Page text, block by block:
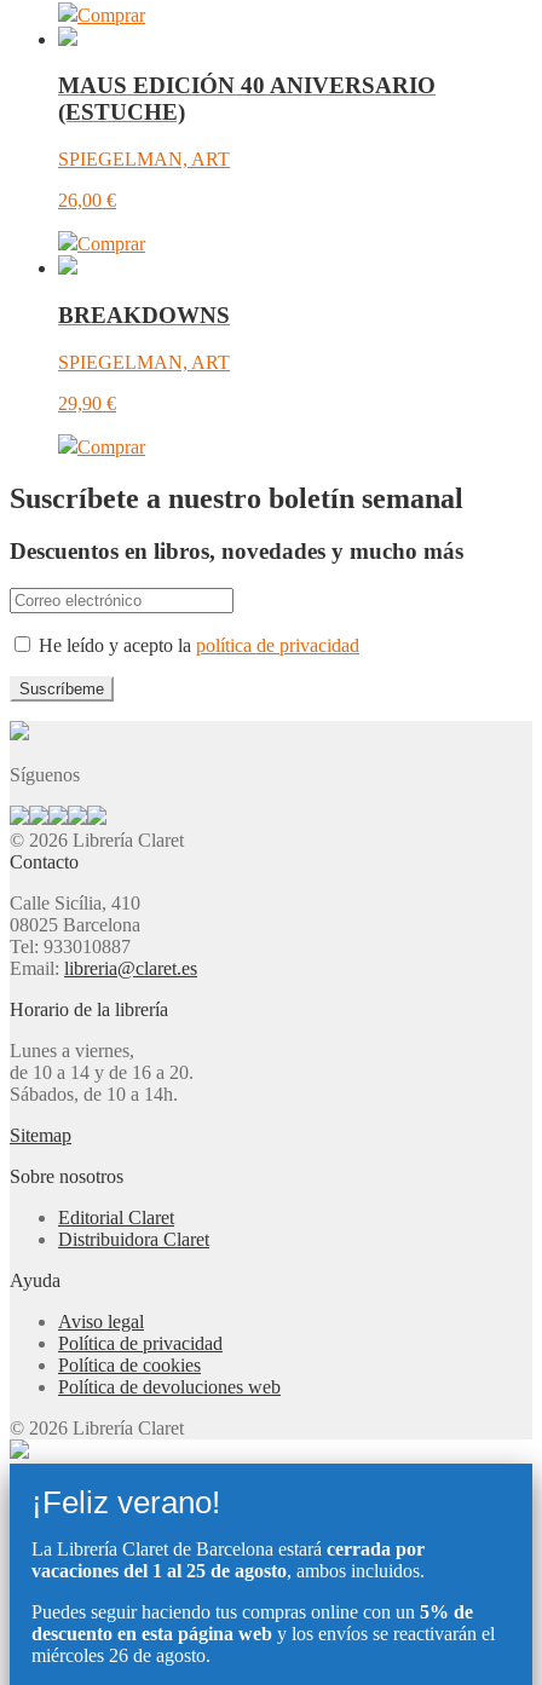
Comprar
MAUS EDICIÓN 40 ANIVERSARIO
(ESTUCHE)
SPIEGELMAN, ART
26,00 €
Comprar
BREAKDOWNS
SPIEGELMAN, ART
29,90 €
Comprar
Suscríbete a nuestro boletín semanal
Descuentos en libros, novedades y mucho más
He leído y acepto la política de privacidad
Síguenos
© 2026 Librería Claret
Contacto
Calle Sicília, 410
08025 Barcelona
Tel: 933010887
Email: libreria@claret.es
Horario de la librería
Lunes a viernes,
de 10 a 14 y de 16 a 20.
Sábados, de 10 a 14h.
Sitemap
Sobre nosotros
Editorial Claret
Distribuidora Claret
Ayuda
Aviso legal
Política de privacidad
Política de cookies
Política de devoluciones web
© 2026 Librería Claret
¡Feliz verano!
La Librería Claret de Barcelona estará cerrada por
vacaciones del 1 al 25 de agosto, ambos incluidos.
Puedes seguir haciendo tus compras online con un 5% de
descuento en esta página web y los envíos se reactivarán el
miércoles 26 de agosto.